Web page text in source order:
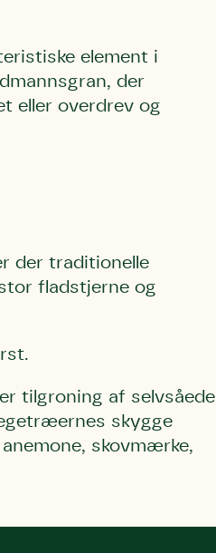
element i
der
eller overdrev og
der traditionelle
fladstjerne og
tilgroning af selvsåede
skygge
skovmærke,
må
må gerne